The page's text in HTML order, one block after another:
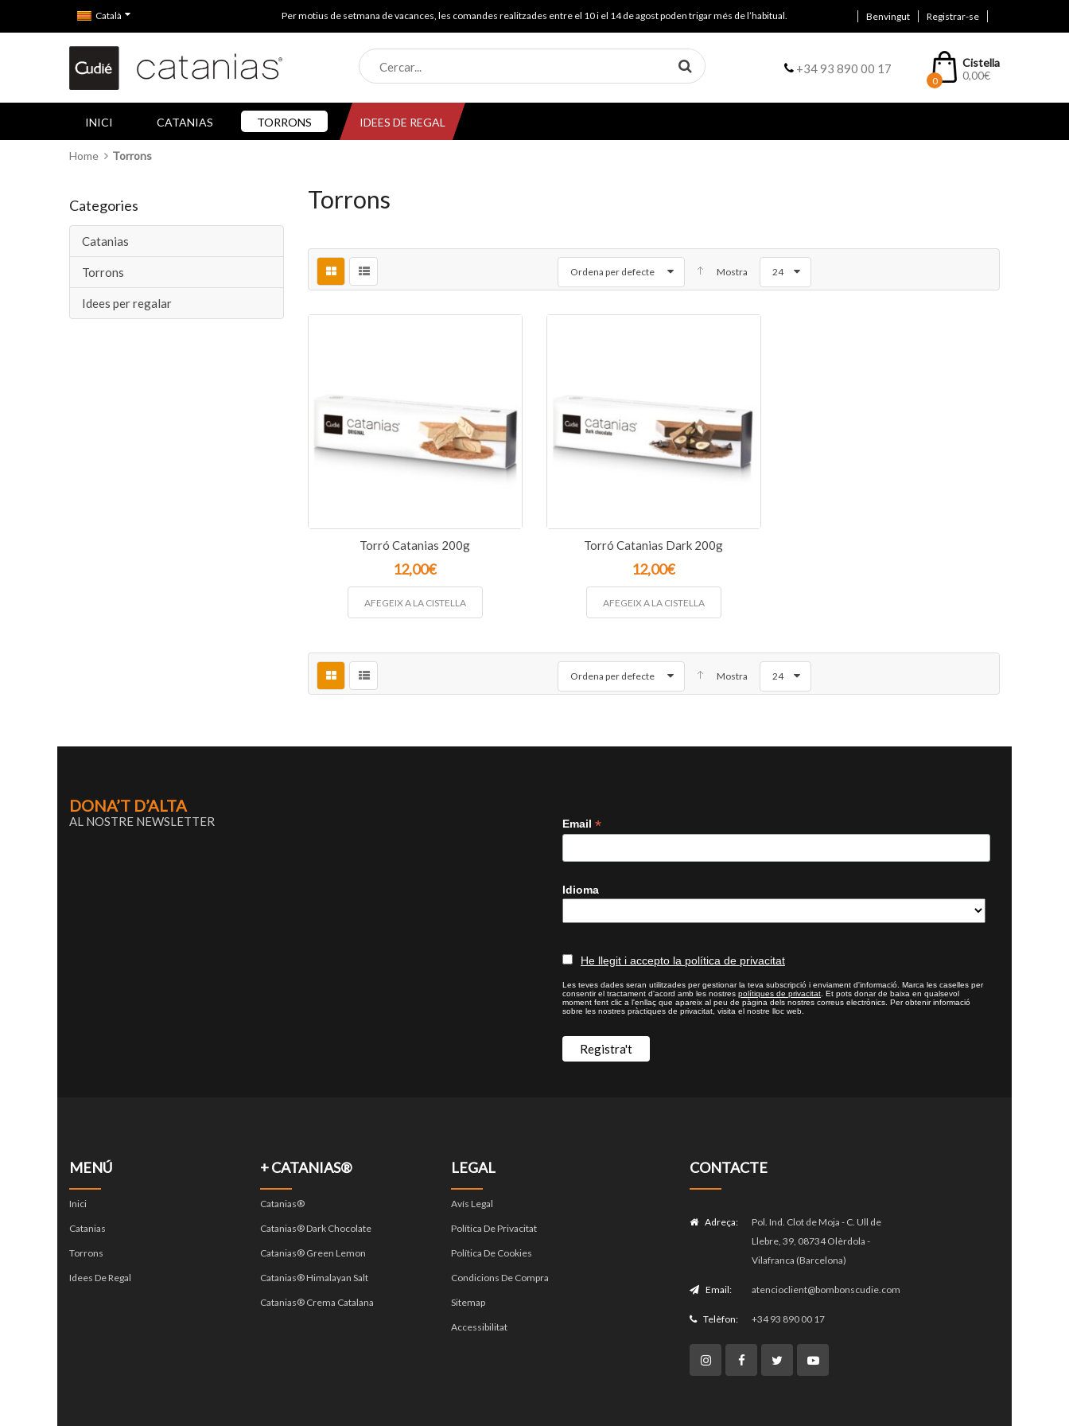
Benvingut Registrar-se
Català Per motius de setmana de vacances, les comandes realitzades entre el 10 i el 14 de agost poden trigar més de l’habitual.
Cistella
0,00€
0
+34 93 890 00 17
INICI CATANIAS TORRONS IDEES DE REGAL
Home Torrons
Categories
Catanias
Torrons
Idees per regalar
Torrons
Ordena per defecte Mostra 24
Torró Catanias 200g
12,00€
AFEGEIX A LA CISTELLA
Torró Catanias Dark 200g
12,00€
AFEGEIX A LA CISTELLA
Ordena per defecte Mostra 24
DONA’T D’ALTA
AL NOSTRE NEWSLETTER Email *
Idioma
He llegit i accepto la política de privacitat
Les teves dades seran utilitzades per gestionar la teva subscripció i enviament d'informació. Marca les caselles per
consentir el tractament d'acord amb les nostres polítiques de privacitat . Et pots donar de baixa en qualsevol
moment fent clic a l'enllaç que apareix al peu de pàgina dels nostres correus electrònics. Per obtenir informació
sobre les nostres pràctiques de privacitat, visita el nostre lloc web.
MENÚ
Inici
Catanias
Torrons
Idees De Regal
+ CATANIAS®
Catanias®
Catanias® Dark Chocolate
Catanias® Green Lemon
Catanias® Himalayan Salt
Catanias® Crema Catalana
LEGAL
Avís Legal
Política De Privacitat
Política De Cookies
Condicions De Compra
Sitemap
Accessibilitat
CONTACTE
Adreça:
Pol. Ind. Clot de Moja - C. Ull de
Llebre, 39, 08734 Olèrdola -
Vilafranca (Barcelona)
Email: atencioclient@bombonscudie.com
Telèfon: +34 93 890 00 17